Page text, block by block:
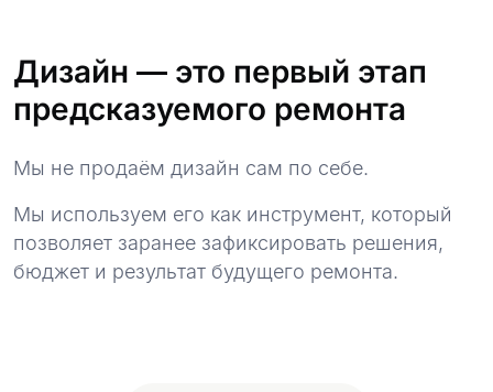
Дизайн — это первый этап
предсказуемого ремонта
Мы не продаём дизайн сам по себе.
Мы используем его как инструмент, который
позволяет заранее зафиксировать решения,
бюджет и результат будущего ремонта.